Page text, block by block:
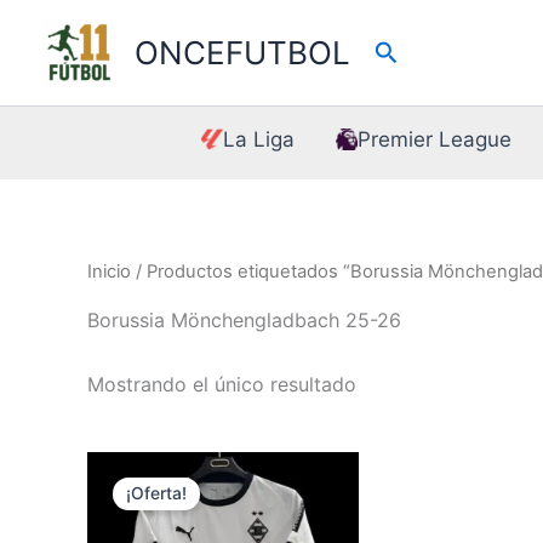
contenido
ONCEFUTBOL Buscar
La Liga Premier League
Inicio / Productos etiquetados “Borussia
Borussia Mönchengladbach 25-26
Mostrando el único resultado
¡Oferta!